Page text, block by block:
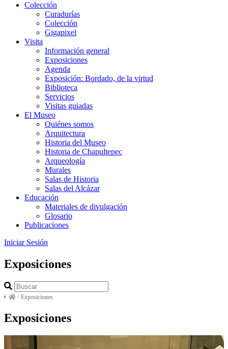
Colección
Curadurías
Colección
Gigapixel
Visita
Información general
Exposiciones
Agenda
Exposición: Bordado, de la virtud
Biblioteca
Servicios
Visitas guiadas
El Museo
Quiénes somos
Arquitectura
Historia del Museo
Historia de Chapultepec
Arqueología
Murales
Salas de Historia
Salas del Alcázar
Educación
Materiales de divulgación
Glosario
Publicaciones
Iniciar Sesión
Exposiciones
/ Exposiciones
Exposiciones